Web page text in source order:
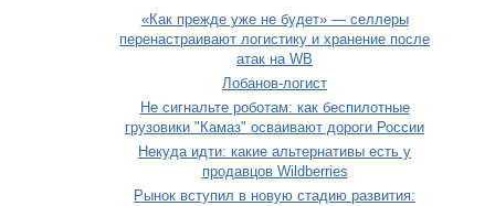
«Как прежде уже не будет» — селлеры
перенастраивают логистику и хранение после
атак на WB
Лобанов-логист
Не сигнальте роботам: как беспилотные
грузовики "Камаз" осваивают дороги России
Некуда идти: какие альтернативы есть у
продавцов Wildberries
Рынок вступил в новую стадию развития: